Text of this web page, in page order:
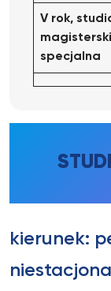
V rok,
specjalna
kierunek: